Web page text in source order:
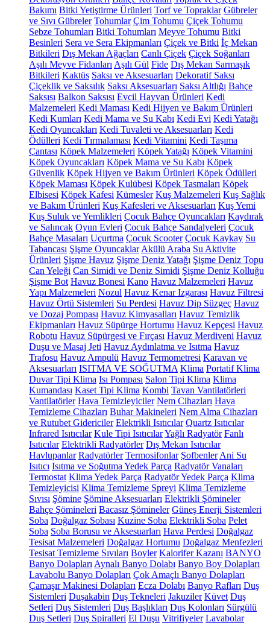
Bakımı Bitki Yetiştirme Ürünleri Torf ve Topraklar Gübreler
ve Sıvı Gübreler Tohumlar Çim Tohumu Çiçek Tohumu
Sebze Tohumları Bitki Tohumları Meyve Tohumu Bitki
Besinleri Sera ve Sera Ekipmanları Çiçek ve Bitki İç Mekan
Bitkileri Dış Mekan Ağaçları Canlı Çiçek Çiçek Soğanları
Aşılı Meyve Fidanları Aşılı Gül Fide Dış Mekan Sarmaşık
Bitkileri Kaktüs Saksı ve Aksesuarları Dekoratif Saksı
Çiçeklik ve Saksılık Saksı Aksesuarları Saksı Altlığı Bahçe
Saksısı Balkon Saksısı Evcil Hayvan Ürünleri Kedi
Malzemeleri Kedi Maması Kedi Hijyen ve Bakım Ürünleri
Kedi Kumları Kedi Mama ve Su Kabı Kedi Evi Kedi Yatağı
Kedi Oyuncakları Kedi Tuvaleti ve Aksesuarları Kedi
Ödülleri Kedi Tırmalaması Kedi Vitamini Kedi Taşıma
Çantası Köpek Malzemeleri Köpek Yatağı Köpek Vitamini
Köpek Oyuncakları Köpek Mama ve Su Kabı Köpek
Güvenlik Köpek Hijyen ve Bakım Ürünleri Köpek Ödülleri
Köpek Maması Köpek Kulübesi Köpek Tasmaları Köpek
Elbisesi Köpek Kafesi Kümesler Kuş Malzemeleri Kuş Sağlık
ve Bakım Ürünleri Kuş Kafesleri ve Aksesuarları Kuş Yemi
Kuş Suluk ve Yemlikleri Çocuk Bahçe Oyuncakları Kaydırak
ve Salıncak Oyun Evleri Çocuk Bahçe Sandalyeleri Çocuk
Bahçe Masaları Uçurtma Çocuk Scooter Çocuk Kaykay Su
Tabancası Şişme Oyuncaklar Akülü Araba Su Aktivite
Ürünleri Şişme Havuz Şişme Deniz Yatağı Şişme Deniz Topu
Can Yeleği Can Simidi ve Deniz Simidi Şişme Deniz Kolluğu
Şişme Bot Havuz Bonesi Kano Havuz Malzemeleri Havuz
Yapı Malzemeleri Nozul Havuz Kenar Izgarası Havuz Filtresi
Havuz Örtü Sistemleri Su Perdesi Havuz Dip Süzgeç Havuz
ve Dozaj Pompası Havuz Kimyasalları Havuz Temizlik
Ekipmanları Havuz Süpürge Hortumu Havuz Kepçesi Havuz
Robotu Havuz Süpürgesi ve Fırçası Havuz Merdiveni Havuz
Duşu ve Masaj Jeti Havuz Aydınlatma ve Isıtma Havuz
Trafosu Havuz Ampulü Havuz Termometresi Karavan ve
Aksesuarları ISITMA VE SOĞUTMA Klima Portatif Klima
Duvar Tipi Klima Isı Pompası Salon Tipi Klima Klima
Kumandası Kaset Tipi Klima Kombi Tavan Vantilatörleri
Vantilatörler Hava Temizleyiciler Nem Cihazları Hava
Temizleme Cihazları Buhar Makineleri Nem Alma Cihazları
ve Rutubet Gidericiler Elektrikli Isıtıcılar Quartz Isıtıcılar
Infrared Isıtıcılar Kule Tipi IsıtıcılarYağlı Radyatör Fanlı
Isıtıcılar Elektrikli Radyatörler Dış Mekan Isıtıcılar
Havlupanlar Radyatörler Termosifonlar Şofbenler Ani Su
Isıtıcı Isıtma ve Soğutma Yedek Parça Radyatör Vanaları
Termostat Klima Yedek Parça Radyatör Yedek Parça Klima
Temizleyicisi Klima Temizleme Spreyi Klima Temizleme
Sıvısı Şömine Şömine Aksesuarları Elektrikli Şömineler
Bahçe Şömineleri Bacasız Şömineler Güneş Enerji Sistemleri
Soba Doğalgaz Sobası Kuzine Soba Elektrikli Soba Pelet
Soba Soba Borusu ve Aksesuarları Hava Perdesi Doğalgaz
Tesisat Malzemeleri Doğalgaz Hortumu Doğalgaz Menfezleri
Tesisat Temizleme Sıvıları Boyler Kalorifer Kazanı BANYO
Banyo Dolapları Aynalı Banyo Dolabı Banyo Boy Dolapları
Lavabolu Banyo Dolapları Çok Amaçlı Banyo Dolapları
Çamaşır Makinesi Dolapları Ecza Dolabı Banyo Rafları Duş
Sistemleri Duşakabin Duş Tekneleri Jakuziler Küvet Duş
Setleri Duş Sistemleri Duş Başlıkları Duş Kolonları Sürgülü
Duş Setleri Duş Spiralleri El Duşu Vitrifiyeler Lavabolar